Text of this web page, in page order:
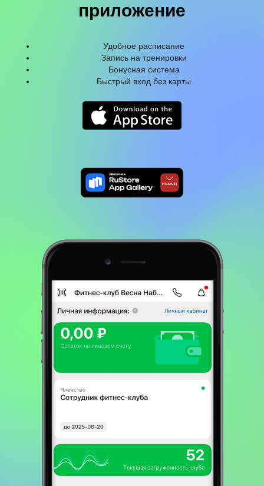
приложение
Удобное расписание
Запись на тренировки
Бонусная система
Быстрый вход без карты